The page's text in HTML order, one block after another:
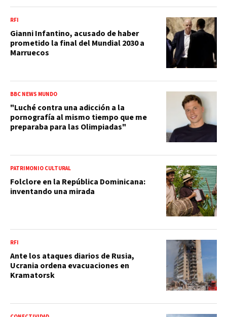
RFI
Gianni Infantino, acusado de haber
prometido la final del Mundial 2030 a
Marruecos
BBC NEWS MUNDO
"Luché contra una adicción a la
pornografía al mismo tiempo que me
preparaba para las Olimpiadas"
PATRIMONIO CULTURAL
Folclore en la República Dominicana:
inventando una mirada
RFI
Ante los ataques diarios de Rusia,
Ucrania ordena evacuaciones en
Kramatorsk